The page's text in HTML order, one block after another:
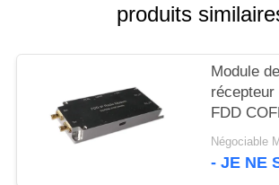
SITE
POLITIQUE
CONFIDENTIALITÉ
produits
Module
récepteur
FDD
flux
Négociable
- JE NE